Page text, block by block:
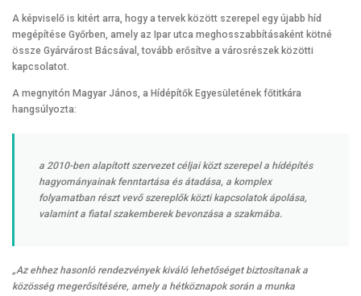
A képviselő is kitért arra, hogy a tervek között szerepel egy újabb híd
megépítése Győrben, amely az Ipar utca meghosszabbításaként kötné
össze Gyárvárost Bácsával, tovább erősítve a városrészek közötti
kapcsolatot.
A megnyitón Magyar János, a Hídépítők Egyesületének főtitkára
hangsúlyozta:
a 2010-ben alapított szervezet céljai közt szerepel a hídépítés
hagyományainak fenntartása és átadása, a komplex
folyamatban részt vevő szereplők közti kapcsolatok ápolása,
valamint a fiatal szakemberek bevonzása a szakmába.
„Az ehhez hasonló rendezvények kiváló lehetőséget biztosítanak a
közösség megerősítésére, amely a hétköznapok során a munka